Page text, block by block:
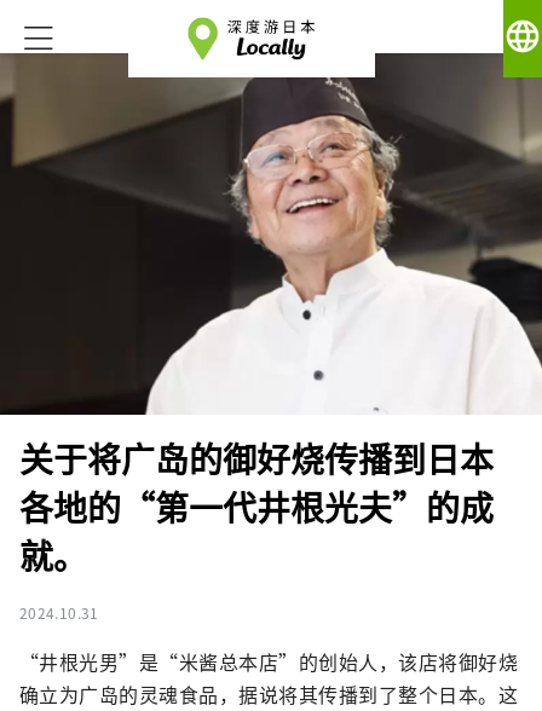
language
关于将广岛的御好烧传播到日本
各地的“第一代井根光夫”的成
就。
2024.10.31
“井根光男”是“米酱总本店”的创始人，该店将御好烧
确立为广岛的灵魂食品，据说将其传播到了整个日本。这